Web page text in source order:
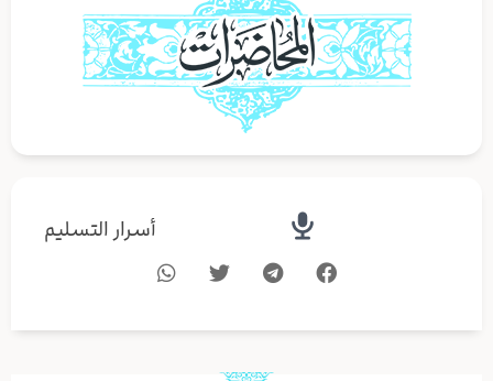
أسرار التسليم